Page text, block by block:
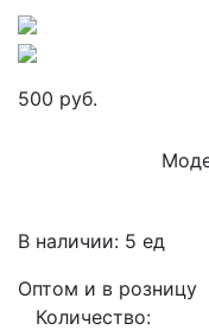
500 руб.
В наличии: 5 ед
Оптом и в розницу
Количество: